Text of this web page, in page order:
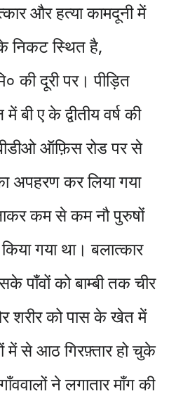
और हत्या कामदूनी में
निकट स्थित है,
की दूरी पर। पीड़ित
ए के द्वीतीय वर्ष की
ऑफ़िस रोड पर से
अपहरण कर लिया गया
कम से कम नौ पुरुषों
किया गया था। बलात्कार
पाँवों को बाम्बी तक चीर
शरीर को पास के खेत में
में से आठ गिरफ़्तार हो चुके
ने लगातार माँग की